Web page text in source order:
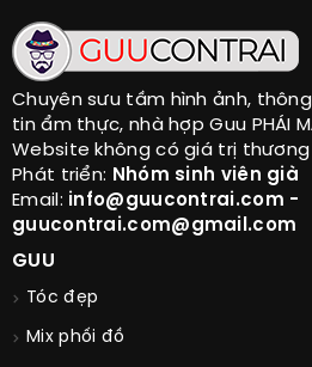
Chuyên sưu tầm hình ảnh,
tin ẩm thực, nhà hợp Guu PHÁI
Website không có giá trị
Phát triển: Nhóm sinh viên già
Email: info@guucontrai.com -
guucontrai.com@gmail.com
GUU
Tóc đẹp
Mix phối đồ